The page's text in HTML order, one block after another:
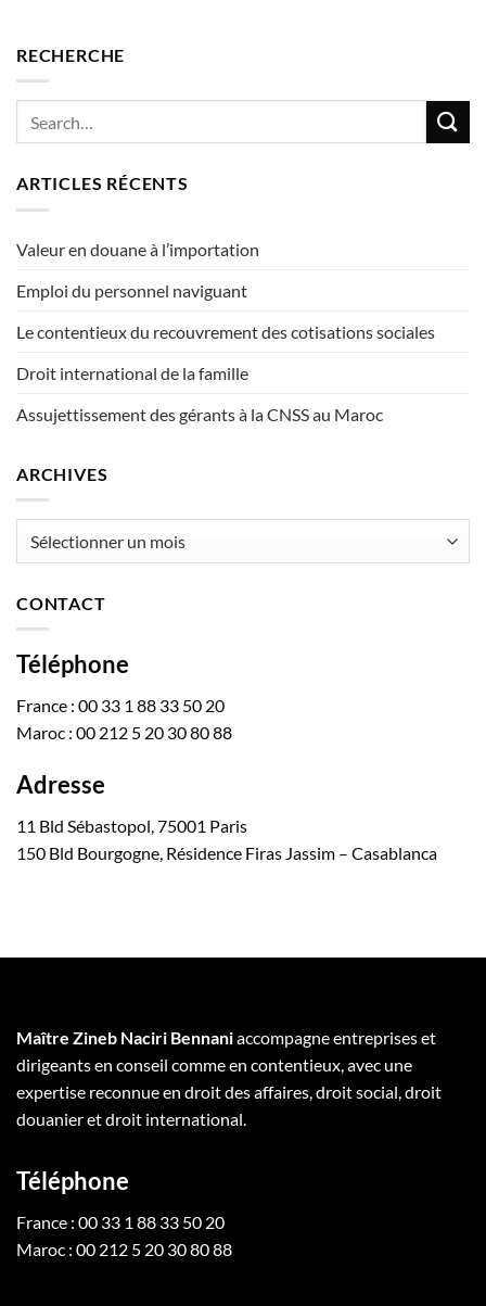
RECHERCHE
ARTICLES RÉCENTS
Valeur en douane à l’importation
Emploi du personnel naviguant
Le contentieux du recouvrement des cotisations sociales
Droit international de la famille
Assujettissement des gérants à la CNSS au Maroc
ARCHIVES
CONTACT
Téléphone
France : 00 33 1 88 33 50 20
Maroc : 00 212 5 20 30 80 88
Adresse
11 Bld Sébastopol, 75001 Paris
150 Bld Bourgogne, Résidence Firas Jassim – Casablanca
Maître Zineb Naciri Bennaniaccompagne entreprises et
dirigeants en conseil comme en contentieux, avec une
expertise reconnue en droit des affaires, droit social, droit
douanier et droit international.
Téléphone
France : 00 33 1 88 33 50 20
Maroc : 00 212 5 20 30 80 88